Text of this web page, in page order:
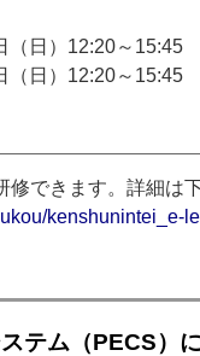
（日）12:20～15:45
（日）12:20～15:45
できます。詳細は
kenshunintei_e-
テム（PECS）